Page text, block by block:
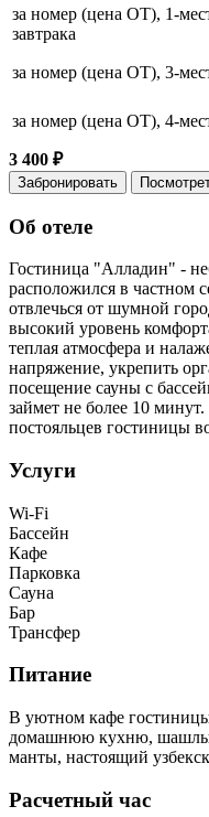
за номер (цена ОТ), 1-
завтрака
за номер (цена ОТ), 3-
за номер (цена ОТ), 4-
3 400 ₽
Забронировать
Об отеле
Гостиница "Алладин" -
расположился в частном
отвлечься от шумной
высокий уровень
теплая атмосфера и
напряжение, укрепить
посещение сауны с
займет не более 10
постояльцев гостиницы
Услуги
Wi-Fi
Бассейн
Кафе
Парковка
Сауна
Бар
Трансфер
Питание
В уютном кафе
домашнюю кухню,
манты, настоящий
Расчетный час